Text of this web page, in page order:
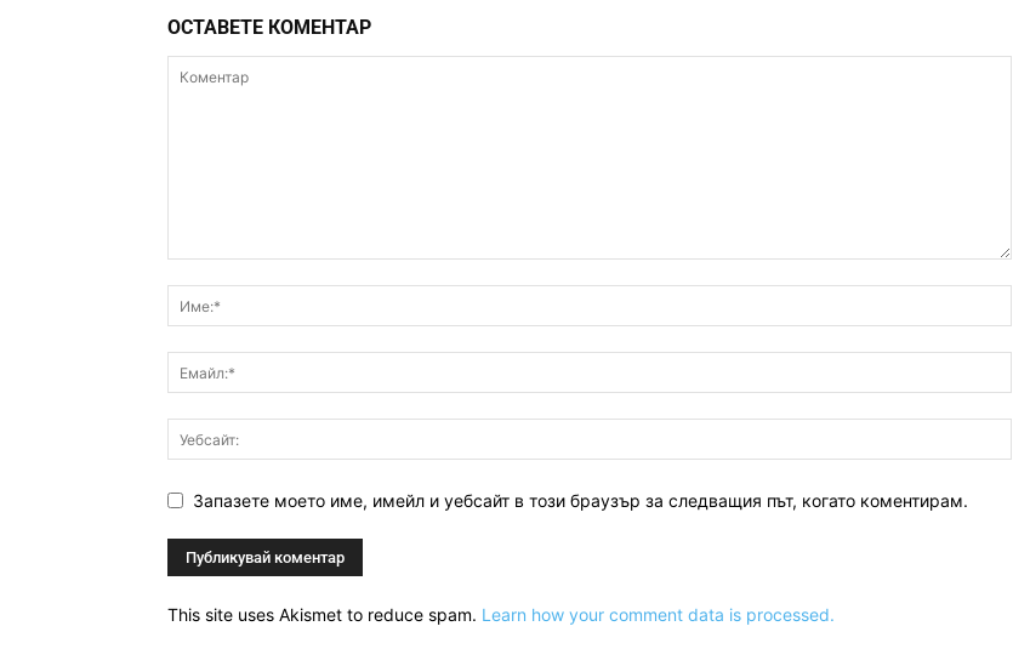
ОСТАВЕТЕ КОМЕНТАР
Запазете моето име, имейл и уебсайт в този браузър за следващия път, когато коментирам.
This site uses Akismet to reduce spam. Learn how your comment data is processed.